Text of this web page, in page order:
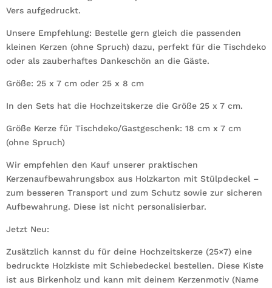
Vers aufgedruckt.
Unsere Empfehlung: Bestelle gern gleich die passenden
kleinen Kerzen (ohne Spruch) dazu, perfekt für die Tischdeko
oder als zauberhaftes Dankeschön an die Gäste.
Größe: 25 x 7 cm oder 25 x 8 cm
In den Sets hat die Hochzeitskerze die Größe 25 x 7 cm.
Größe Kerze für Tischdeko/Gastgeschenk: 18 cm x 7 cm
(ohne Spruch)
Wir empfehlen den Kauf unserer praktischen
Kerzenaufbewahrungsbox aus Holzkarton mit Stülpdeckel –
zum besseren Transport und zum Schutz sowie zur sicheren
Aufbewahrung. Diese ist nicht personalisierbar.
Jetzt Neu:
Zusätzlich kannst du für deine Hochzeitskerze (25×7) eine
bedruckte Holzkiste mit Schiebedeckel bestellen. Diese Kiste
ist aus Birkenholz und kann mit deinem Kerzenmotiv (Name